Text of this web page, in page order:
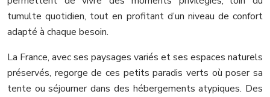
tumulte quotidien, tout en profitant d’un niveau de confort
adapté à chaque besoin.
La France, avec ses paysages variés et ses espaces naturels
préservés, regorge de ces petits paradis verts où poser sa
tente ou séjourner dans des hébergements atypiques. Des